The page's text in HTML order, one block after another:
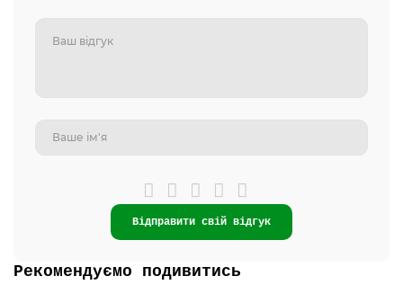
Відправити свій відгук
Рекомендуємо подивитись